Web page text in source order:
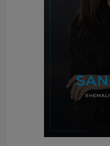
Immobilien 2.)
Assetmanagement
Franchise 1.) Re/
Investmentmakler
2.) s Real 3.)
Investmentmakler
Immobilien 2.)
Immobilien Die
Franchise 1.) Re/